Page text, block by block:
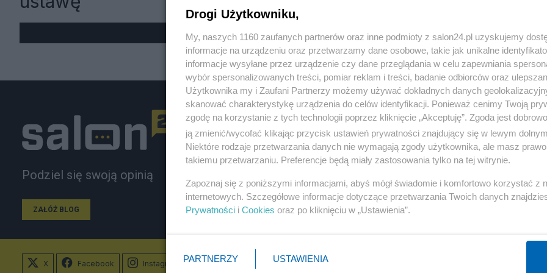
« WRÓĆ DO NOTKI
Podziel się swoją opinią
ZAŁÓŻ BLOG
Polityka
NATO
KO
Imigranci
PiS
Gospodarka
Centralny Port Komunikacyjny
Inwestycje
Podatki
Energetyka
X Facebook Instagram
Drogi Użytkowniku,
My, naszych 1160 zaufanych partnerów oraz inne podmioty z salon24.pl uzyskujemy
informacje na urządzeniu oraz przetwarzamy dane osobowe, takie jak unikalne
informacje wysyłane przez urządzenie czy dane przeglądania w celu zapewniania
wybór spersonalizowanych treści, pomiar reklam i treści, badanie odbiorców oraz
Użytkownika my i Zaufani Partnerzy możemy używać dokładnych danych
skanować charakterystykę urządzenia do celów identyfikacji. Ponieważ cenimy Twoją
zgodę na korzystanie z tych technologii poprzez kliknięcie „Akceptuję”. Zgoda jest
ją zmienić/wycofać klikając przycisk ustawień prywatności znajdujący się w lewym
Niektóre rodzaje przetwarzania danych nie wymagają zgody użytkownika, ale masz
takiemu przetwarzaniu. Preferencje będą miały zastosowania tylko na tej witrynie.
Zapoznaj się z poniższymi informacjami, abyś mógł świadomie i komfortowo korzystać z
internetowych. Szczegółowe informacje dotyczące przetwarzania Twoich danych
Prywatności i Cookies oraz po kliknięciu w „Ustawienia”.
PARTNERZY USTAWIENIA